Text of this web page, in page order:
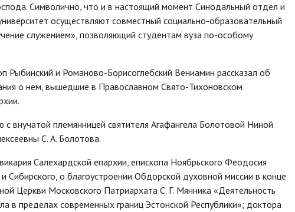
Символично, что и в настоящий момент Синодальный отдел и
осуществляют совместный социально-образовательный
служением», позволяющий студентам вуза по-особому
Рыбинский и Романово-Борисоглебский Вениамин рассказал об
о нем, вышедшие в Православном Свято-Тихоновском
внучатой племянницей святителя Агафангела Болотовой Ниной
С. А. Болотова.
Салехардской епархии, епископа Ноябрьского Феодосия
Сибирского, о благоустроении Обдорской духовной миссии в конце
Церкви Московского Патриархата С. Г. Мянника «Деятельность
в пределах современных границ Эстонской Республики»; доктора